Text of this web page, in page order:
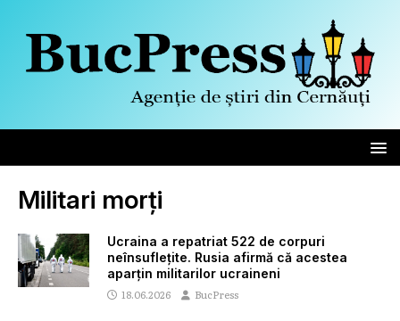
Militari morți
Ucraina a repatriat 522 de corpuri
neînsuflețite. Rusia afirmă că acestea
aparțin militarilor ucraineni
18.06.2026 BucPress